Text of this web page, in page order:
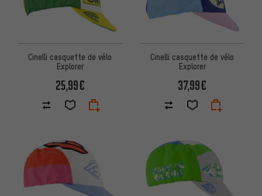
Cinelli casquette de vélo
Explorer
25,99€
Cinelli casquette de vélo
Explorer
37,99€